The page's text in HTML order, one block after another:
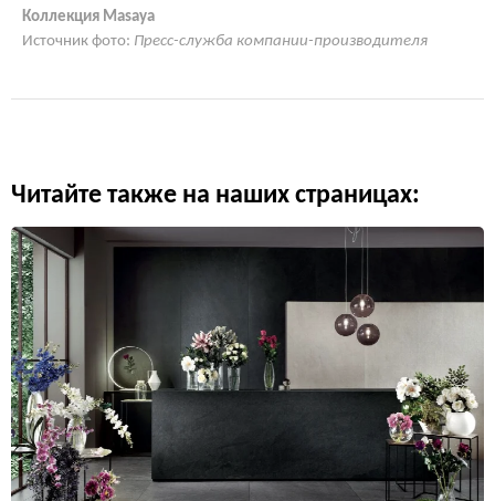
Коллекция Masaya
Источник фото: Пресс-служба компании-производителя
Читайте также на наших страницах: